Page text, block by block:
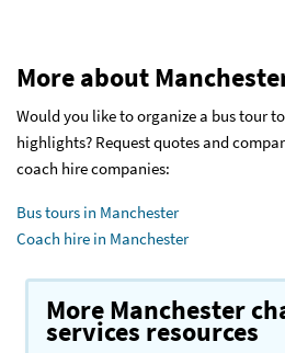
More about
Would you like to organize a bus tour
highlights? Request quotes and
coach hire companies:
Bus tours in Manchester
Coach hire in Manchester
More Manchester
services resources